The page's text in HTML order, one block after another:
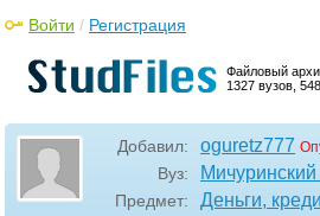
Файловый
1327 вузов,
Войти / Регистрация
Добавил: oguretz777
Вуз:
Предмет: Деньги,